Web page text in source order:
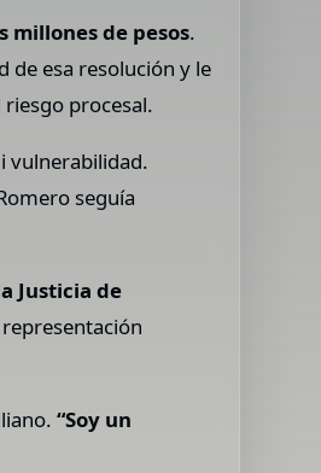
millones de pesos.
de esa resolución y le
procesal.
vulnerabilidad.
seguía
Justicia de
“Soy un